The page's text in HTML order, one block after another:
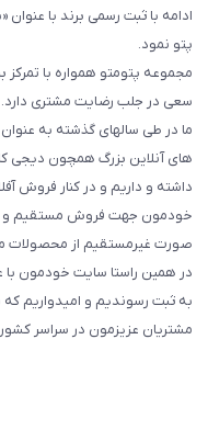
ادامه با ثبت رسمی برند با عنوان
پتو نمود.
مجموعه پتومتو همواره با
سعی در جلب رضایت مشتری دارد.
ما در طی سالهای گذشته به
های آنلاین بزرگ همچون دیجی
داشته و داریم و در کنار فروش
خودمون جهت فروش مستقیم و
صورت غیرمستقیم از محصولات
به ثبت رسوندیم و امیدواریم که
مشتریان عزیزمون در سراسر